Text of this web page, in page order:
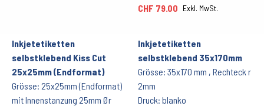
CHF 79.00 Exkl. MwSt.
Inkjetetiketten
selbstklebend Kiss Cut
25x25mm (Endformat)
Grösse: 25x25mm (Endformat)
mit Innenstanzung 25mm Ør
Inkjetetiketten
selbstklebend 35x170mm
Grösse: 35x170 mm , Rechteck r
2mm
Druck: blanko